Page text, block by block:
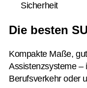
Sicherheit
Die besten
Kompakte Maße,
Assistenzsysteme –
Berufsverkehr oder